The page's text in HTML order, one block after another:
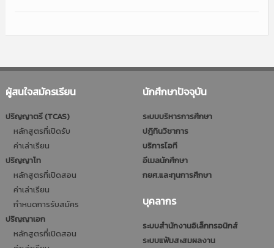
ผู้สนใจสมัครเรียน
ปริญญาตรี (TCAS)
หลักสูตรที่เปิดรับ
ค่าเล่าเรียน
ปริญญาโท
หลักสูตรที่เปิดสอน
ค่าเล่าเรียน
กำหนดการรับสมัคร
ปริญญาเอก
หลักสูตรที่เปิดสอน
นักศึกษาปัจจุบัน
ระบบบริหารการศึกษา
ปฎิทินวิชาการ
บริการไอที
อีเมลนักศึกษา
กยศ.และทุนการศึกษา
บุคลากร
ระบบสำนักงานอิเล็กทรอนิกส์
ระบบแฟ้มสะสมผลงาน